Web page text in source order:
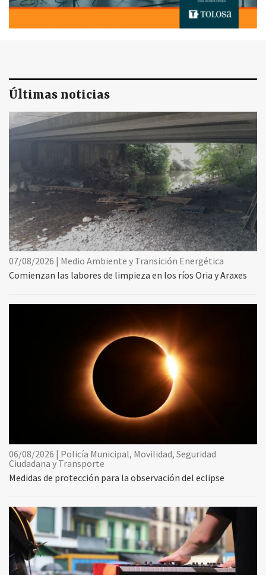
Últimas noticias
07/08/2026 | Medio Ambiente y Transición Energética
Comienzan las labores de limpieza en los ríos Oria y Araxes
06/08/2026 | Policía Municipal, Movilidad, Seguridad
Ciudadana y Transporte
Medidas de protección para la observación del eclipse